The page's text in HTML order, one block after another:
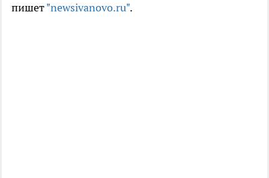
пишет"newsivanovo.ru".